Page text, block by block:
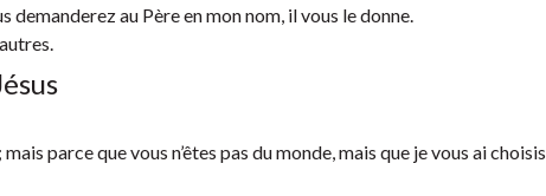
au Père en mon nom, il vous le donne.
parce que vous n’êtes pas du monde, mais que je vous ai